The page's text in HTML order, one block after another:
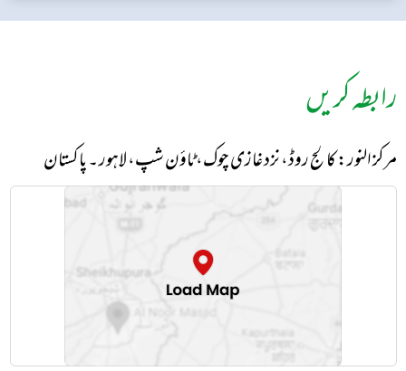
رابطہ کریں
مرکز النور: کالج روڈ، نزد غازی چوک، ٹاؤن شپ، لاہور ۔ پاکستان